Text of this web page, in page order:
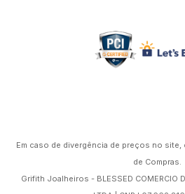
Em caso de divergência de preços no
de Compras.
Grifith Joalheiros - BLESSED COMERCIO